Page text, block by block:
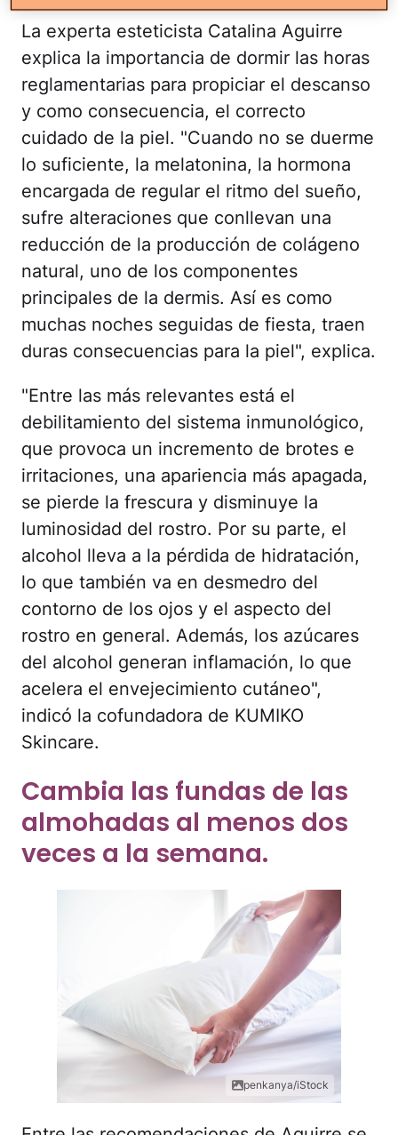
La experta esteticista Catalina Aguirre
explica la importancia de dormir las horas
reglamentarias para propiciar el descanso
y como consecuencia, el correcto
cuidado de la piel. "Cuando no se duerme
lo suficiente, la melatonina, la hormona
encargada de regular el ritmo del sueño,
sufre alteraciones que conllevan una
reducción de la producción de colágeno
natural, uno de los componentes
principales de la dermis. Así es como
muchas noches seguidas de fiesta, traen
duras consecuencias para la piel", explica.
"Entre las más relevantes está el
debilitamiento del sistema inmunológico,
que provoca un incremento de brotes e
irritaciones, una apariencia más apagada,
se pierde la frescura y disminuye la
luminosidad del rostro. Por su parte, el
alcohol lleva a la pérdida de hidratación,
lo que también va en desmedro del
contorno de los ojos y el aspecto del
rostro en general. Además, los azúcares
del alcohol generan inflamación, lo que
acelera el envejecimiento cutáneo",
indicó la cofundadora de KUMIKO
Skincare.
Cambia las fundas de las
almohadas al menos dos
veces a la semana.
penkanya/iStock